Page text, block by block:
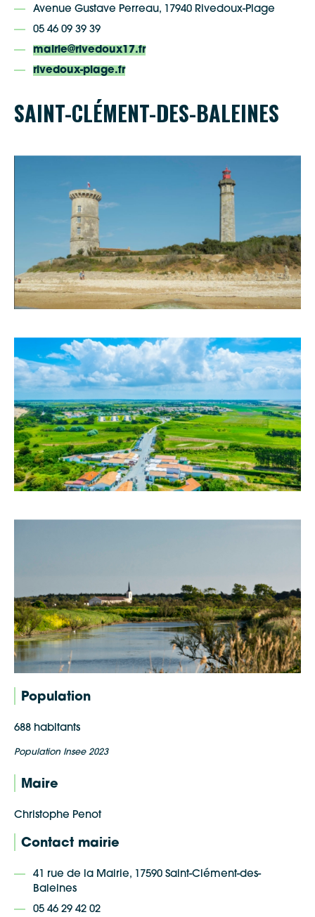
Avenue Gustave Perreau, 17940 Rivedoux-Plage
05 46 09 39 39
mairie@rivedoux17.fr
rivedoux-plage.fr
SAINT-CLÉMENT-DES-BALEINES
Population
688 habitants
Population Insee 2023
Maire
Christophe Penot
Contact mairie
41 rue de la Mairie, 17590 Saint-Clément-des-
Baleines
05 46 29 42 02